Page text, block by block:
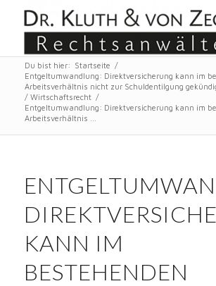
Du bist hier: Startseite
/
Entgeltumwandlung: Direktversicherung kann im
Arbeitsverhältnis nicht zur Schuldentilgung
/ Wirtschaftsrecht /
Entgeltumwandlung: Direktversicherung kann im
Arbeitsverhältnis ...
KANN IM
BESTEHENDEN